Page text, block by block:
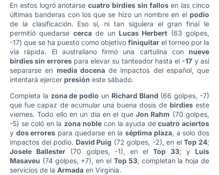
En estos logró anotarsecuatro birdies sin fallosen las cinco
últimas banderas con los que se hizo un nombre en el podio
de la clasificación. Eso sí, ni tan siguiera el gran final le
permitió quedarse cercade un Lucas Herbert (63 golpes,
-17) que se ha puesto como objetivo finiquitar el torneo por la
vía rápida. El australiano firmó una cartulina con nueve
birdies sin errorespara elevar su tanteador hasta el -17 y así
separarse en media docenade impactos del español, que
intentará ejercer presión este sábado.
Completa la zona de podio un Richard Bland (66 golpes, -7)
que fue capaz de acumular una buena dosis de birdieseste
viernes. Todo ello en un día en el que Jon Rahm (70 golpes,
-5) se coló en la zona noblecon la ayuda decuatro aciertos
y dos errores para quedarse en laséptima plaza, a solo dos
impactos del podio. David Puig (72 golpes, -2), en elTop 24;
Josele Ballester (70 golpes, -1), en elTop 33; y Luis
Masaveu (74 golpes, +7), en el Top 53, completan la hoja de
servicios de la Armada en Virginia.